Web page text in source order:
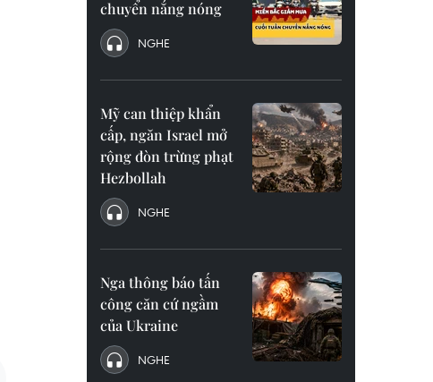
chuyển nắng nóng
NGHE
Mỹ can thiệp khẩn
cấp, ngăn Israel mở
rộng đòn trừng phạt
Hezbollah
NGHE
Nga thông báo tấn
công căn cứ ngầm
của Ukraine
NGHE